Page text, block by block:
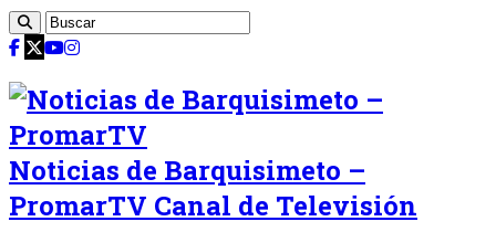
Noticias de Barquisimeto –
PromarTV Canal de Televisión